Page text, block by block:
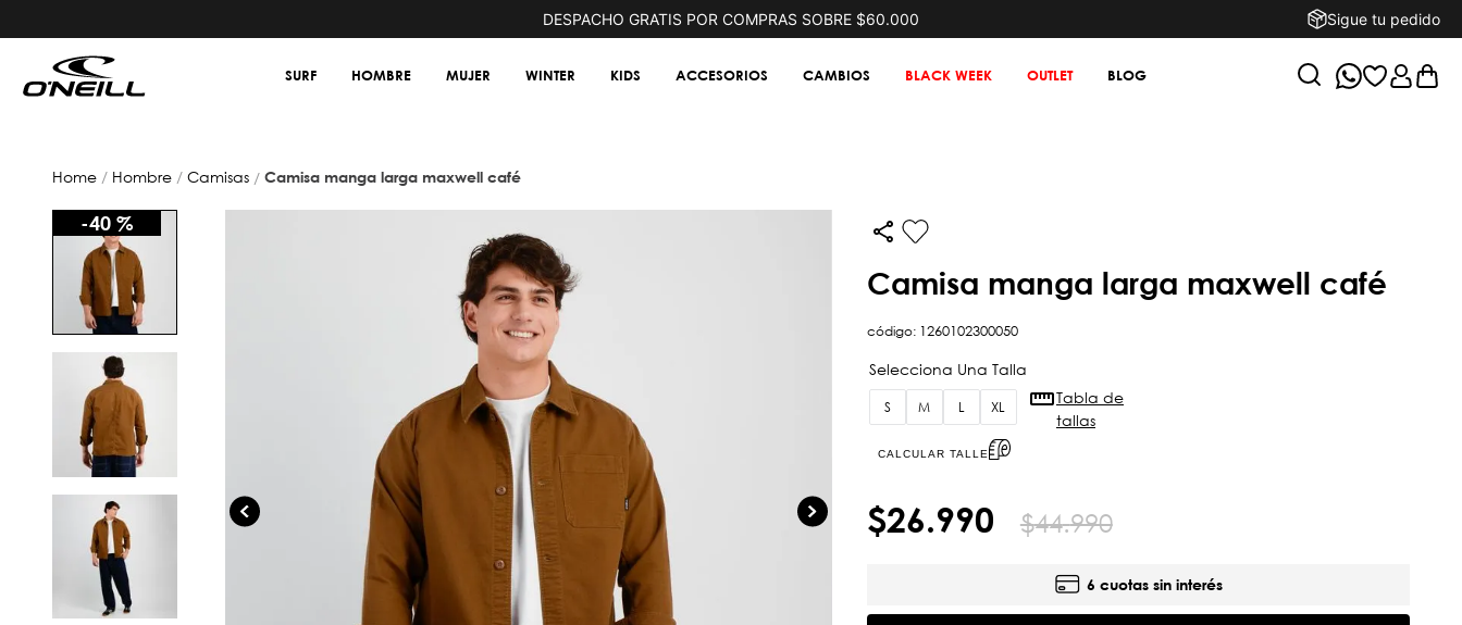
DESPACHO GRATIS POR COMPRAS SOBRE $60.000 Sigue tu pedido
SURF HOMBRE MUJER WINTER KIDS ACCESORIOS CAMBIOS BLACK WEEK OUTLET BLOG
hombre camisas camisa manga larga maxwell café
-40 %
camisa manga larga maxwell café
código: 1260102300050
S M L XL
CALCULAR TALLE
Tabla de
tallas
$26.990 $44.990
6 cuotas sin interés